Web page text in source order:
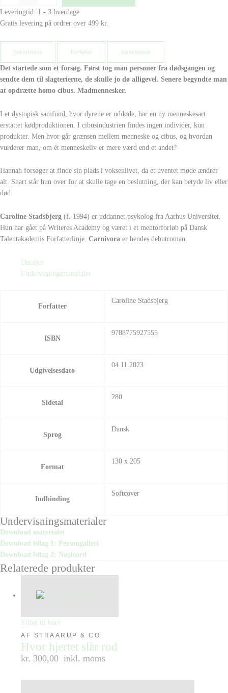
Leveringtid: 1 - 3 hverdage
Gratis levering på ordrer over 499 kr.
Beksrivelse Forfatter Anmeldelser
Det startede som et forsøg. Først tog man personer fra dødsgangen og
sendte dem til slagterierne, de skulle jo dø alligevel. Senere begyndte man
at opdrætte homo cibus. Madmennesker.
I et dystopisk samfund, hvor dyrene er uddøde, har en ny menneskesart
erstattet kødproduktionen. I cibusindustrien findes ingen individer, kun
produkter. Men hvor går grænsen mellem menneske og cibus, og hvordan
vurderer man, om ét menneskeliv er mere værd end et andet?
Hannah forsøger at finde sin plads i voksenlivet, da et uventet møde ændrer
alt. Snart står hun over for at skulle tage en beslutning, der kan betyde liv eller
død.
Caroline Stadsbjerg (f. 1994) er uddannet psykolog fra Aarhus Universitet.
Hun har gået på Writeres Academy og været i et mentorforløb på Dansk
Talentakademis Forfatterlinje. Carnivora er hendes debutroman.
Detaljer
Undervisningsmaterialer
Forfatter
Caroline Stadsbjerg
ISBN
9788775927555
Udgivelsesdato
04.11.2023
Sidetal
280
Sprog
Dansk
Format
130 x 205
Indbinding
Softcover
Undervisningsmaterialer
Download materialet
Download bilag 1: Persongalleri
Download bilag 2: Nøgleord
Relaterede produkter
Tilføj til kurv
AF STRAARUP & CO
Hvor hjertet slår rod
kr. 300,00 inkl. moms